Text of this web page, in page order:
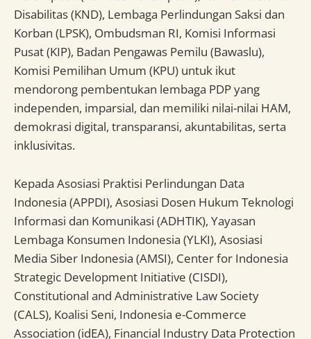
Disabilitas (KND), Lembaga Perlindungan Saksi dan
Korban (LPSK), Ombudsman RI, Komisi Informasi
Pusat (KIP), Badan Pengawas Pemilu (Bawaslu),
Komisi Pemilihan Umum (KPU) untuk ikut
mendorong pembentukan lembaga PDP yang
independen, imparsial, dan memiliki nilai-nilai HAM,
demokrasi digital, transparansi, akuntabilitas, serta
inklusivitas.
Kepada Asosiasi Praktisi Perlindungan Data
Indonesia (APPDI), Asosiasi Dosen Hukum Teknologi
Informasi dan Komunikasi (ADHTIK), Yayasan
Lembaga Konsumen Indonesia (YLKI), Asosiasi
Media Siber Indonesia (AMSI), Center for Indonesia
Strategic Development Initiative (CISDI),
Constitutional and Administrative Law Society
(CALS), Koalisi Seni, Indonesia e-Commerce
Association (idEA), Financial Industry Data Protection